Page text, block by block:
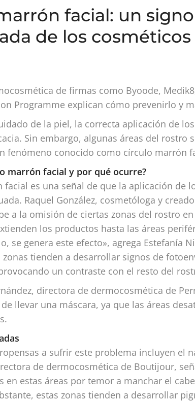
facial: un
de los cosméticos
de firmas como Byoode,
Programme explican cómo prevenirlo y
de la piel, la correcta aplicación de
Sin embargo, algunas áreas del rostro
fenómeno conocido como círculo marrón
marrón facial y por qué ocurre?
facial es una señal de que la aplicación de
Raquel González, cosmetóloga y
a la omisión de ciertas zonas del rostro
los productos hasta las áreas
se genera este efecto», agrega Estefanía
zonas tienden a desarrollar signos de
un contraste con el resto del
directora de dermocosmética de
llevar una máscara, ya que las áreas
a sufrir este problema incluyen el
de dermocosmética de Boutijour,
en estas áreas por temor a manchar el
estas zonas tienden a desarrollar